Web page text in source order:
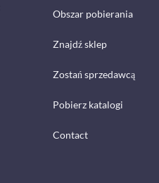
Obszar pobierania
Znajdź sklep
Zostań sprzedawcą
Pobierz katalogi
Contact